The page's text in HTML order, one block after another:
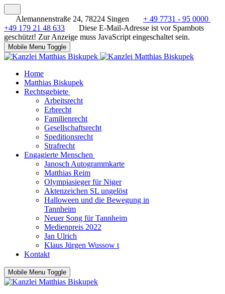
Alemannenstraße 24, 78224 Singen
+ 49 7731 - 95 0000
+49 179 21 48 633
Diese E-Mail-Adresse ist vor Spambots
geschützt! Zur Anzeige muss JavaScript eingeschaltet sein.
Mobile Menu Toggle
Home
Matthias Biskupek
Rechtsgebiete
Arbeitsrecht
Erbrecht
Familienrecht
Gesellschaftsrecht
Speditionsrecht
Strafrecht
Engagierte Menschen
Janosch Autogrammkarte
Matthias Reim
Olympiasieger für Niger
Aktenzeichen SL ungelöst
Halloween und die Bewegung in
Tannheim
Neuer Song für Tannheim
Medienpreis 2022
Jan Ulrich
Klaus Jürgen Wussow t
Kontakt
Mobile Menu Toggle